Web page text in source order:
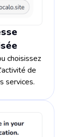
choisissez
de
services.